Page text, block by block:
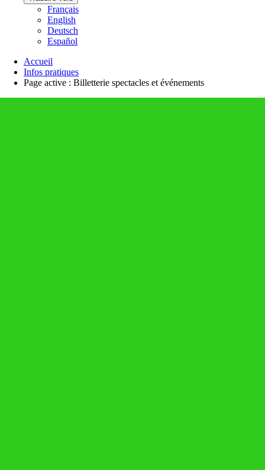
Français
English
Deutsch
Español
Accueil
Infos pratiques
Page active : Billetterie spectacles et événements